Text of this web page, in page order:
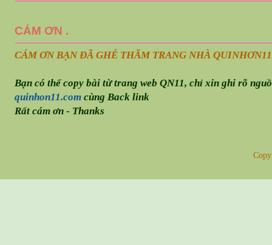
CÁM ƠN .
CÁM ƠN BẠN ĐÃ GHÉ THĂM TRANG NHÀ QUINHƠN
Bạn có thể copy bài từ trang web QN11, chỉ xin ghi rõ
quinhon11.comcùng Back link
Rất cám ơn - Thanks